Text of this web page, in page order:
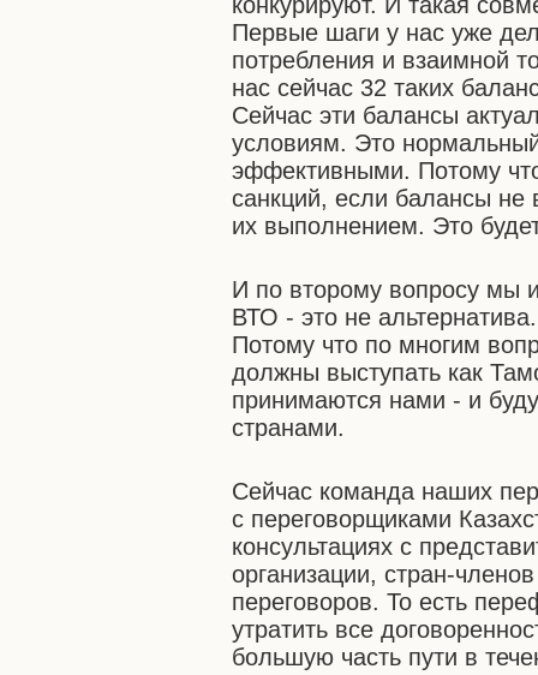
Первые шаги у нас уже
потребления и взаимной
нас сейчас 32 таких
Сейчас эти балансы
условиям. Это
эффективными. Потому
санкций, если балансы
их выполнением. Это
И по второму вопросу мы
ВТО - это не
Потому что по многим
должны выступать как
принимаются нами - и
странами.
Сейчас команда наших
с переговорщиками
консультациях с
организации, стран-
переговоров. То есть
утратить все
большую часть пути в